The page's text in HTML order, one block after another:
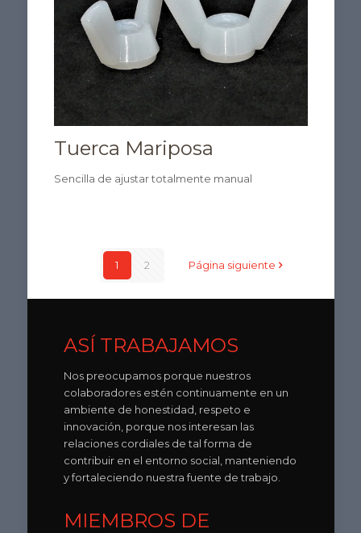
Tuerca Mariposa
Sencilla de ajustar totalmente manual
1 2 Página siguiente
ASÍ TRABAJAMOS
Nos preocupamos porque nuestros
colaboradores estén continuamente en un
ambiente de honestidad, respeto e
innovación, porque nos interesan las
relaciones cordiales de tal forma de
contribuir en el entorno social, manteniendo
y fortaleciendo nuestra fuente de trabajo.
MIEMBROS DE